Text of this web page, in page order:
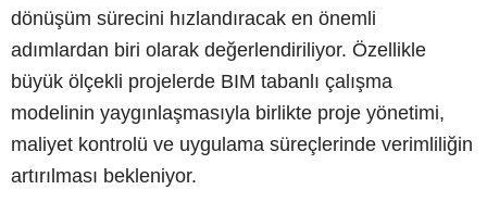
dönüşüm sürecini hızlandıracak en önemli
adımlardan biri olarak değerlendiriliyor. Özellikle
büyük ölçekli projelerde BIM tabanlı çalışma
modelinin yaygınlaşmasıyla birlikte proje yönetimi,
maliyet kontrolü ve uygulama süreçlerinde verimliliğin
artırılması bekleniyor.